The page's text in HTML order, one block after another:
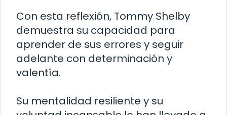
Con esta reflexión, Tommy Shelby
demuestra su capacidad para
aprender de sus errores y seguir
adelante con determinación y
valentía.
Su mentalidad resiliente y su